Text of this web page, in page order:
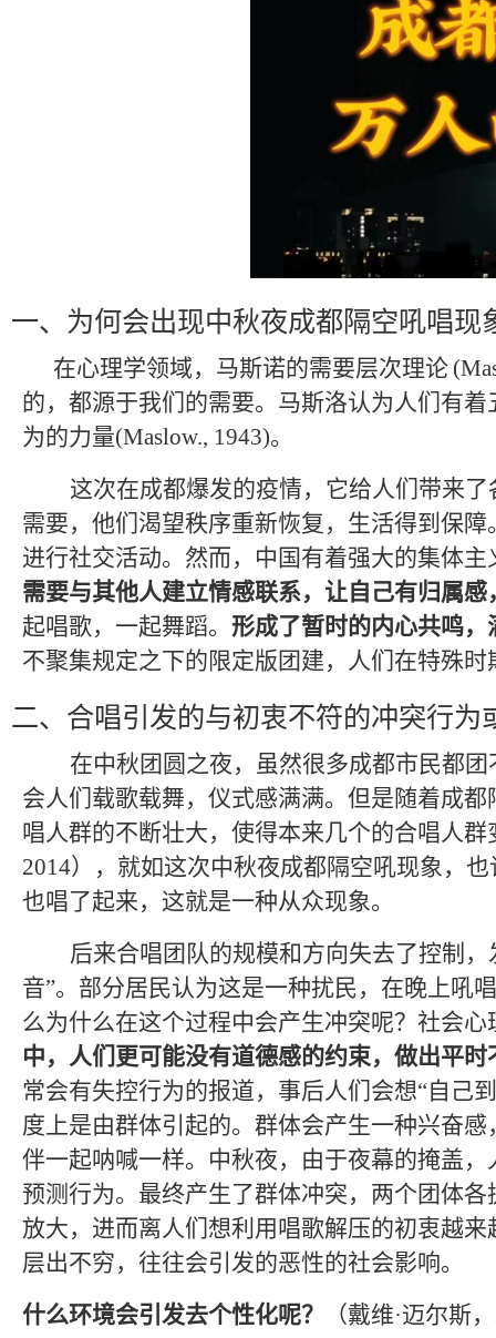
一、为何会出现中秋夜成都隔空吼唱现
在心理学领域，马斯诺的需要层次理论
的，都源于我们的需要。马斯洛认为人们有
为的力量(Maslow., 1943)。
这次在成都爆发的疫情，它给人们带来
需要，他们渴望秩序重新恢复，生活得到保
进行社交活动。然而，中国有着强大的集体
需要与其他人建立情感联系，让自己有归属
起唱歌，一起舞蹈。 形成了暂时的内心共鸣
不聚集规定之下的限定版团建，人们在特殊
二、合唱引发的与初衷不符的冲突行为
在中秋团圆之夜，虽然很多成都市民都
会人们载歌载舞，仪式感满满。但是随着成
唱人群的不断壮大，使得本来几个的合唱人
2014）
，就如这次中秋夜成都隔空吼现象，
也唱了起来，这就是一种从众现象。
后来合唱团队的规模和方向失去了控制
音”。部分居民认为这是一种扰民，在晚上吼
么为什么在这个过程中会产生冲突呢？社会
中，人们更可能没有道德感的约束，做出平
常会有失控行为的报道，事后人们会想“自己
度上是由群体引起的。群体会产生一种兴奋
伴一起呐喊一样。中秋夜，由于夜幕的掩盖
预测行为。最终产生了群体冲突，两个团体
放大，进而离人们想利用唱歌解压的初衷越
层出不穷，往往会引发的恶性的社会影响。
什么环境会引发去个性化呢？
（戴维·迈尔斯，